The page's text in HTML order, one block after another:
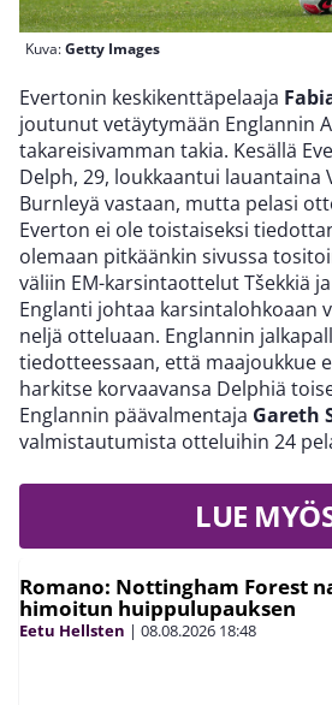
Kuva:Getty Images
Evertonin keskikenttäpelaaja
joutunut vetäytymään Englannin
takareisivamman takia. Kesällä
Delph, 29, loukkaantui lauantaina
Burnleyä vastaan, mutta pelasi
Everton ei ole toistaiseksi
olemaan pitkäänkin sivussa
väliin EM-karsintaottelut Tšekkiä
Englanti johtaa karsintalohkoaan
neljä otteluaan. Englannin
tiedotteessaan, että maajoukkue
harkitse korvaavansa Delphiä
Englannin päävalmentaja Gareth
valmistautumista otteluihin 24
LUE
Romano: Nottingham Forest
himoitun huippulupauksen
Eetu Hellsten | 08.08.2026 18:48